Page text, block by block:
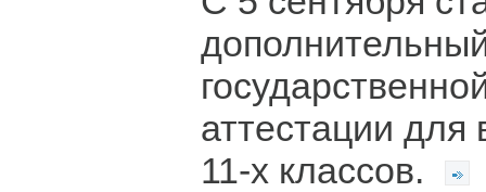
аттестации для
11-х классов.